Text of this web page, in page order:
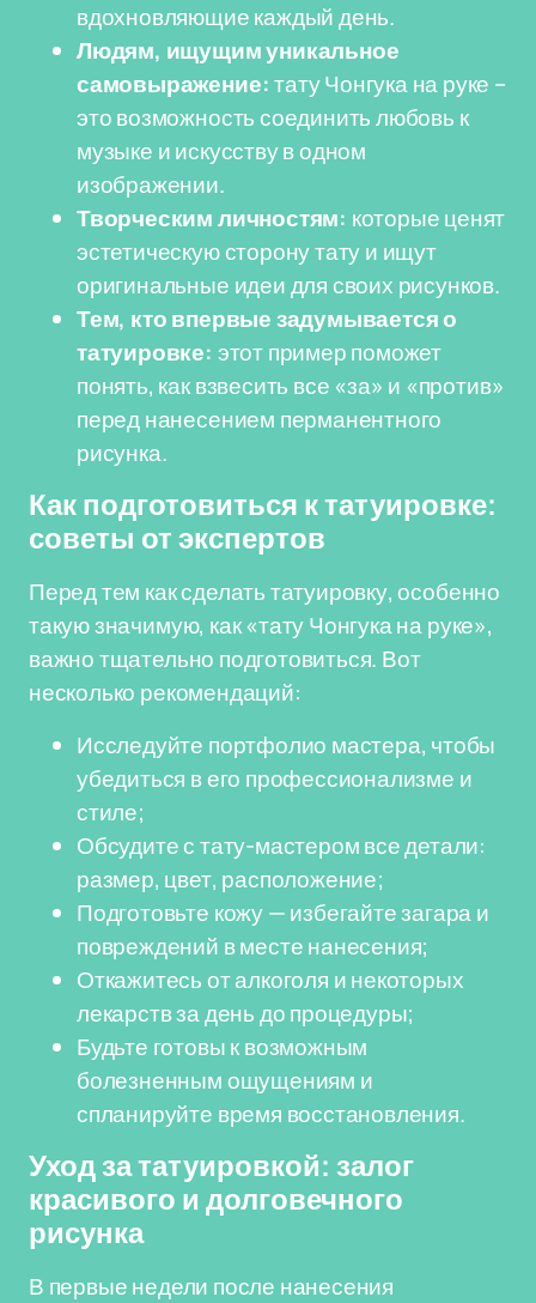
вдохновляющие каждый день.
Людям, ищущим уникальное
самовыражение:тату Чонгука на руке –
это возможность соединить любовь к
музыке и искусству в одном
изображении.
Творческим личностям: которые ценят
эстетическую сторону тату и ищут
оригинальные идеи для своих рисунков.
Тем, кто впервые задумывается о
татуировке: этот пример поможет
понять, как взвесить все «за» и «против»
перед нанесением перманентного
рисунка.
Как подготовиться к татуировке:
советы от экспертов
Перед тем как сделать татуировку, особенно
такую значимую, как «тату Чонгука на руке»,
важно тщательно подготовиться. Вот
несколько рекомендаций:
Исследуйте портфолио мастера, чтобы
убедиться в его профессионализме и
стиле;
Обсудите с тату-мастером все детали:
размер, цвет, расположение;
Подготовьте кожу — избегайте загара и
повреждений в месте нанесения;
Откажитесь от алкоголя и некоторых
лекарств за день до процедуры;
Будьте готовы к возможным
болезненным ощущениям и
спланируйте время восстановления.
Уход за татуировкой: залог
красивого и долговечного
рисунка
В первые недели после нанесения